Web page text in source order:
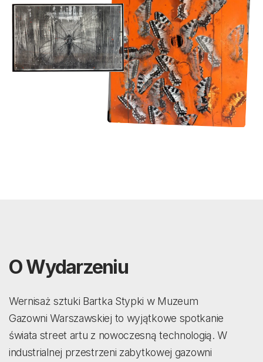
O Wydarzeniu
Wernisaż sztuki Bartka Stypki w Muzeum
Gazowni Warszawskiej to wyjątkowe spotkanie
świata street artu z nowoczesną technologią. W
industrialnej przestrzeni zabytkowej gazowni